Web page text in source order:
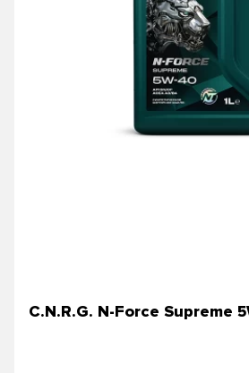
C.N.R.G. N-Force Supreme